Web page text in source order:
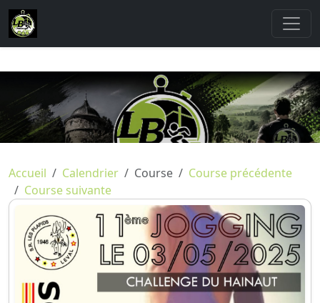
Accueil Calendrier Course
Course précédente
Course suivante